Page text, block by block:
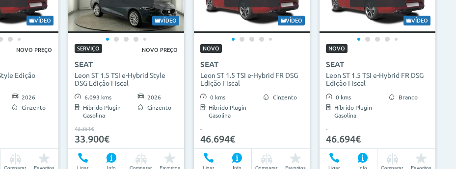
VÍDEO
NOVO PREÇO
Edição
2026
Cinzento
VÍDEO
SERVIÇO NOVO PREÇO
SEAT
Leon ST 1.5 TSI e-Hybrid Style
DSG Edição Fiscal
6.093 kms
Híbrido Plugin
Gasolina
2026
Cinzento
43.351€
33.900€
VÍDEO
NOVO
SEAT
Leon ST 1.5 TSI e-Hybrid FR DSG
Edição Fiscal
0 kms
Híbrido Plugin
Gasolina
Cinzento
46.694€
VÍDEO
NOVO
SEAT
Leon ST 1.5 TSI e-Hybrid FR DSG
Edição Fiscal
0 kms
Híbrido Plugin
Gasolina
Branco
46.694€